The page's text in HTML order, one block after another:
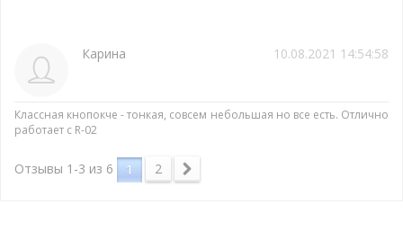
10.08.2021 14:54:58
Карина
Классная кнопокче - тонкая, совсем небольшая но все есть. Отлично
работает с R-02
Отзывы 1-3 из 6 1 2